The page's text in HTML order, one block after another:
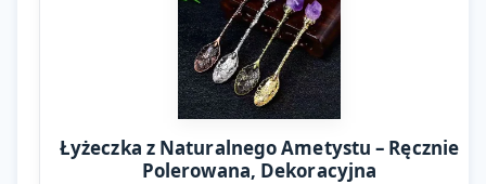
Łyżeczka z Naturalnego Ametystu – Ręcznie
Polerowana, Dekoracyjna